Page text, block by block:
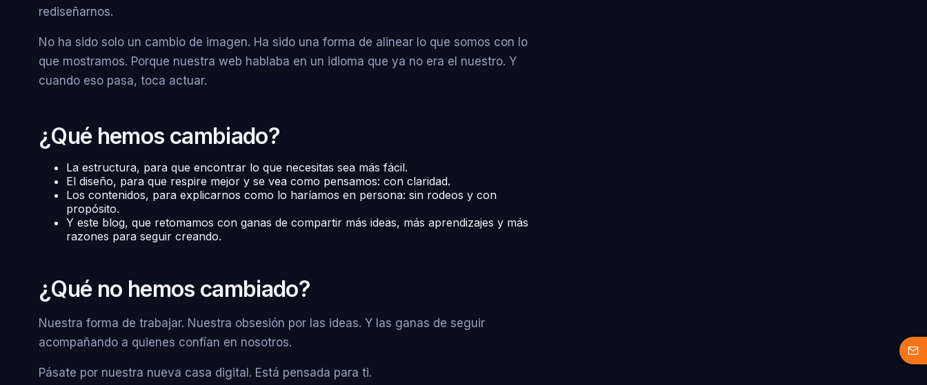
rediseñarnos.
No ha sido solo un cambio de imagen. Ha sido una forma de alinear lo que somos con lo
que mostramos. Porque nuestra web hablaba en un idioma que ya no era el nuestro. Y
cuando eso pasa, toca actuar.
¿Qué hemos cambiado?
La estructura, para que encontrar lo que necesitas sea más fácil.
El diseño, para que respire mejor y se vea como pensamos: con claridad.
Los contenidos, para explicarnos como lo haríamos en persona: sin rodeos y con
propósito.
Y este blog, que retomamos con ganas de compartir más ideas, más aprendizajes y más
razones para seguir creando.
¿Qué no hemos cambiado?
Nuestra forma de trabajar. Nuestra obsesión por las ideas. Y las ganas de seguir
acompañando a quienes confían en nosotros.
Pásate por nuestra nueva casa digital. Está pensada para ti.